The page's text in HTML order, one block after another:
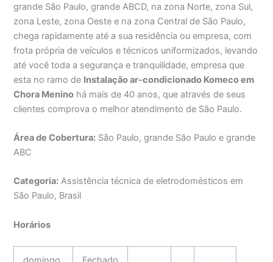
grande São Paulo, grande ABCD, na zona Norte, zona Sul,
zona Leste, zona Oeste e na zona Central de São Paulo,
chega rapidamente até a sua residência ou empresa, com
frota própria de veículos e técnicos uniformizados, levando
até você toda a segurança e tranquilidade, empresa que
esta no ramo de Instalação ar-condicionado Komeco em
Chora Menino há mais de 40 anos, que através de seus
clientes comprova o melhor atendimento de São Paulo.
Área de Cobertura: São Paulo, grande São Paulo e grande
ABC
Categoria: Assistência técnica de eletrodomésticos em
São Paulo, Brasil
Horários